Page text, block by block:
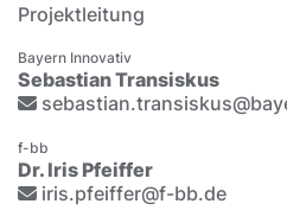
Projektleitung
Bayern Innovativ
Sebastian Transiskus
f-bb
Dr. Iris Pfeiffer
iris.pfeiffer@f-bb.de